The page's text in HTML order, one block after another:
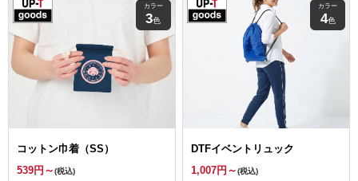
コットン巾着（SS）
539円～(税込)
カラー
3色
DTFイベントリュック
1,007円～(税込)
カラー
4色